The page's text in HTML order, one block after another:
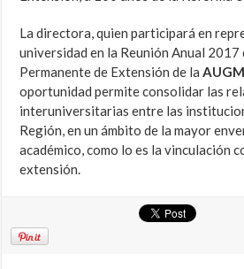
La directora, quien participará en
universidad en la Reunión Anual 2017
Permanente de Extensión de laAUGM
oportunidad permite consolidar las
interuniversitarias entre las
Región, en un ámbito de la mayor
académico, como lo es la vinculación
extensión.